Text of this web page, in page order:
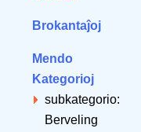
Brokantaĵoj
Mendo
Kategorioj
subkategorio:
Berveling